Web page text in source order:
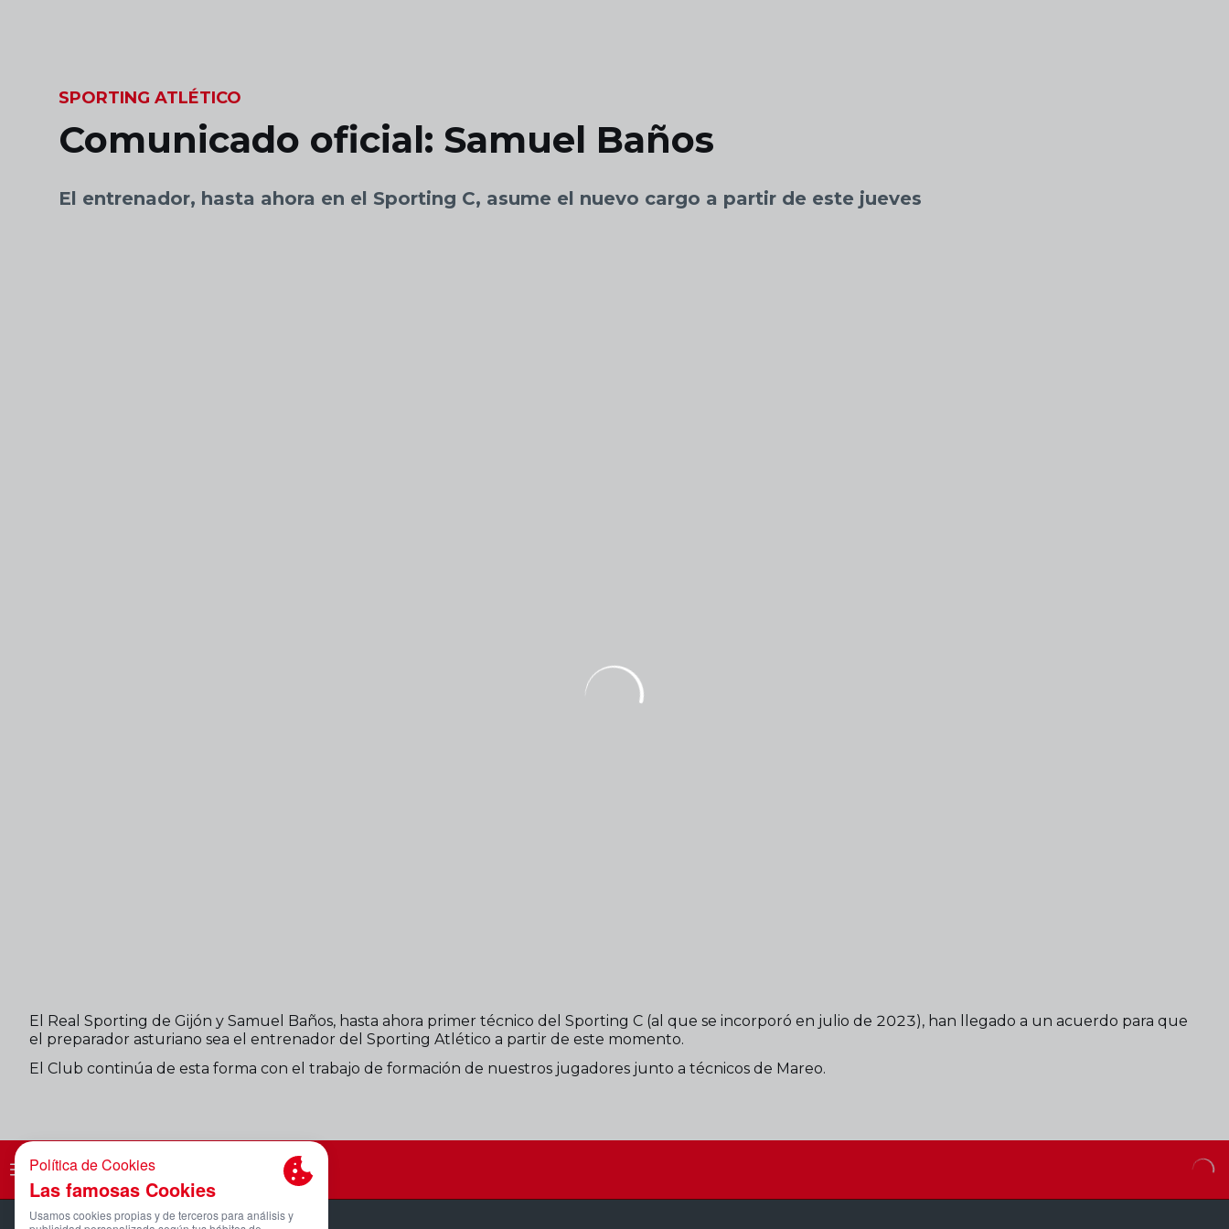
SPORTING ATLÉTICO
Comunicado oficial: Samuel Baños
El entrenador, hasta ahora en el Sporting C, asume el nuevo cargo a partir de este jueves
El Real Sporting de Gijón y Samuel Baños, hasta ahora primer técnico del Sporting C (al que se incorporó en julio de 2023), han llegado a un acuerdo para que
el preparador asturiano sea el entrenador del Sporting Atlético a partir de este momento.
El Club continúa de esta forma con el trabajo de formación de nuestros jugadores junto a técnicos de Mareo.